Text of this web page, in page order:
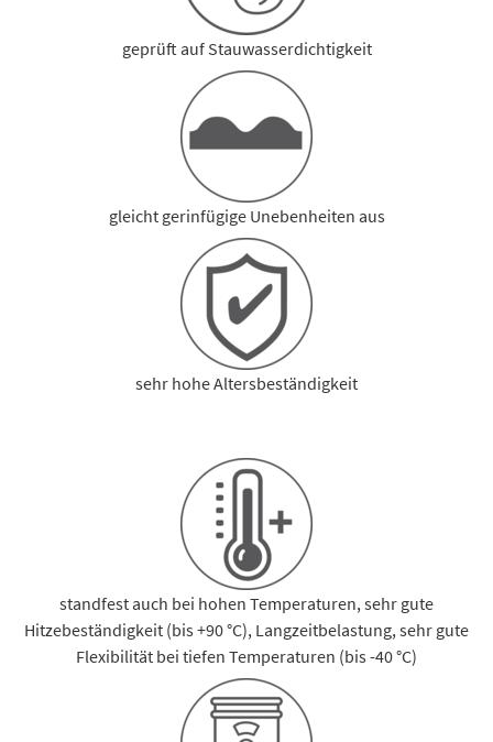
geprüft auf Stauwasserdichtigkeit
gleicht gerinfügige Unebenheiten aus
sehr hohe Altersbeständigkeit
standfest auch bei hohen Temperaturen, sehr gute
Hitzebeständigkeit (bis +90 °C), Langzeitbelastung, sehr gute
Flexibilität bei tiefen Temperaturen (bis -40 °C)